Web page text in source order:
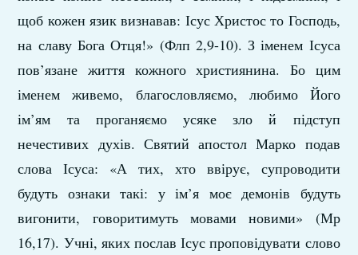
щоб кожен язик визнавав: Ісус Христос то Господь,
на славу Бога Отця!» (Флп 2,9-10). З іменем Ісуса
пов’язане життя кожного християнина. Бо цим
іменем живемо, благословляємо, любимо Його
ім’ям та проганяємо усяке зло й підступ
нечестивих духів. Святий апостол Марко подав
слова Ісуса: «А тих, хто ввірує, супроводити
будуть ознаки такі: у ім’я моє демонів будуть
вигонити, говоритимуть мовами новими» (Мр
16,17). Учні, яких послав Ісус проповідувати слово